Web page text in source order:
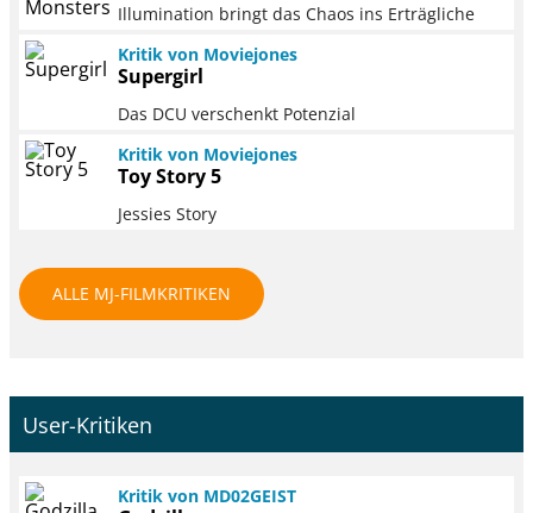
Illumination bringt das Chaos ins Erträgliche
Kritik von Moviejones
Supergirl
Das DCU verschenkt Potenzial
Kritik von Moviejones
Toy Story 5
Jessies Story
ALLE MJ-FILMKRITIKEN
User-Kritiken
Kritik von MD02GEIST